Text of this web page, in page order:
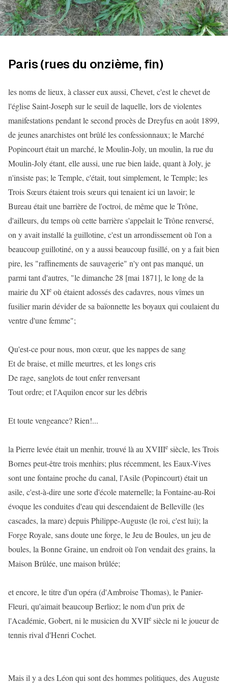
Paris (rues du onzième, fin)
les noms de lieux, à classer eux aussi, Chevet, c'est le chevet de
l'église Saint-Joseph sur le seuil de laquelle, lors de violentes
manifestations pendant le second procès de Dreyfus en août 1899,
de jeunes anarchistes ont brûlé les confessionnaux; le Marché
Popincourt était un marché, le Moulin-Joly, un moulin, la rue du
Moulin-Joly étant, elle aussi, une rue bien laide, quant à Joly, je
n'insiste pas; le Temple, c'était, tout simplement, le Temple; les
Trois Sœurs étaient trois sœurs qui tenaient ici un lavoir; le
Bureau était une barrière de l'octroi, de même que le Trône,
d'ailleurs, du temps où cette barrière s'appelait le Trône renversé,
on y avait installé la guillotine, c'est un arrondissement où l'on a
beaucoup guillotiné, on y a aussi beaucoup fusillé, on y a fait bien
pire, les "raffinements de sauvagerie" n'y ont pas manqué, un
parmi tant d'autres, "le dimanche 28 [mai 1871], le long de la
mairie du XIe où étaient adossés des cadavres, nous vîmes un
fusilier marin dévider de sa baïonnette les boyaux qui coulaient du
ventre d'une femme";
Qu'est-ce pour nous, mon cœur, que les nappes de sang
Et de braise, et mille meurtres, et les longs cris
De rage, sanglots de tout enfer renversant
Tout ordre; et l'Aquilon encor sur les débris
Et toute vengeance? Rien!...
la Pierre levée était un menhir, trouvé là au XVIIIe siècle, les Trois
Bornes peut-être trois menhirs; plus récemment, les Eaux-Vives
sont une fontaine proche du canal, l'Asile (Popincourt) était un
asile, c'est-à-dire une sorte d'école maternelle; la Fontaine-au-Roi
évoque les conduites d'eau qui descendaient de Belleville (les
cascades, la mare) depuis Philippe-Auguste (le roi, c'est lui); la
Forge Royale, sans doute une forge, le Jeu de Boules, un jeu de
boules, la Bonne Graine, un endroit où l'on vendait des grains, la
Maison Brûlée, une maison brûlée;
et encore, le titre d'un opéra (d'Ambroise Thomas), le Panier-
Fleuri, qu'aimait beaucoup Berlioz; le nom d'un prix de
l'Académie, Gobert, ni le musicien du XVIIe siècle ni le joueur de
tennis rival d'Henri Cochet.
Mais il y a des Léon qui sont des hommes politiques, des Auguste